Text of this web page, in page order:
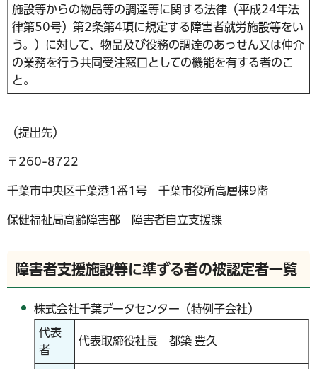
施設等からの物品等の調達等に関する法律（平成24年法
律第50号）第2条第4項に規定する障害者就労施設等をい
う。）に対して、物品及び役務の調達のあっせん又は仲介
の業務を行う共同受注窓口としての機能を有する者のこ
と。
（提出先）
〒260-8722
千葉市中央区千葉港1番1号 千葉市役所高層棟9階
保健福祉局高齢障害部 障害者自立支援課
障害者支援施設等に準ずる者の被認定者一覧
株式会社千葉データセンター（特例子会社）
代表
者
代表取締役社長 都築 豊久